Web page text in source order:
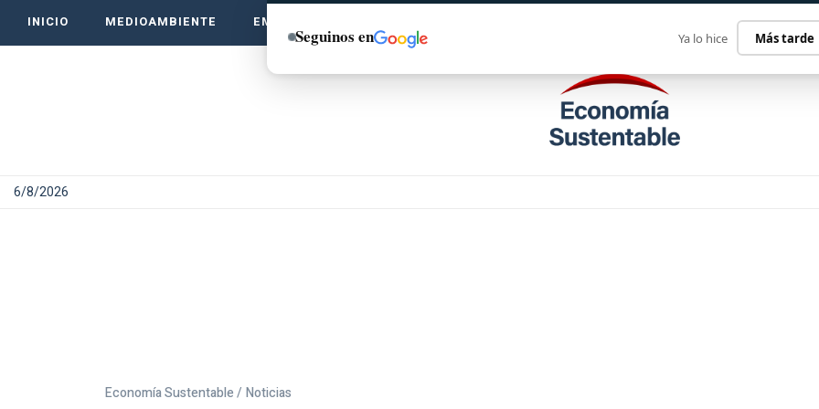
INICIO MEDIOAMBIENTE EMPRENDE VERDE
6/8/2026
Economía Sustentable / Noticias
Seguinos en Ya lo hice Más tarde